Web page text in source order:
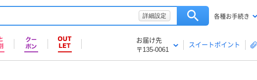
詳細設定 各種お手続き
お届け先
〒135-0061
スイートポイント